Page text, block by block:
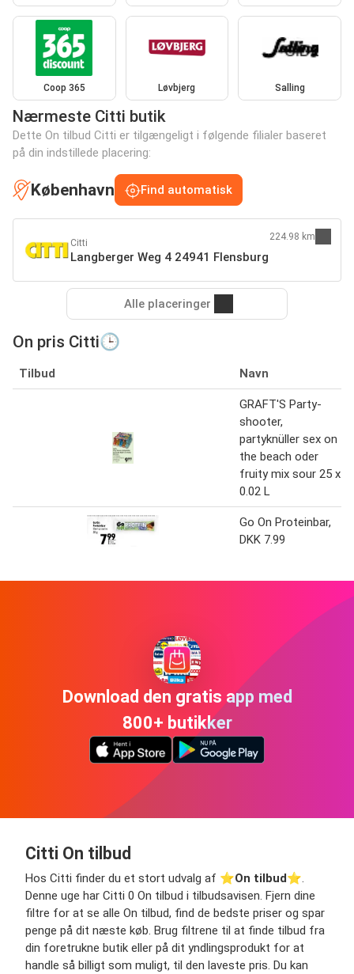
Coop 365 Løvbjerg Salling
Nærmeste Citti butik
Dette On tilbud Citti er tilgængeligt i følgende filialer baseret
på din indstillede placering:
København Find automatisk
Citti
Langberger Weg 4 24941 Flensburg
224.98 km
Alle placeringer
On pris Citti🕒
Tilbud Navn
GRAFT'S Party-
shooter,
partyknüller sex on
the beach oder
fruity mix sour 25 x
0.02 L
Go On Proteinbar,
DKK 7.99
Download den gratis app med
800+ butikker
Citti On tilbud
Hos Citti finder du et stort udvalg af ⭐️On tilbud⭐️.
Denne uge har Citti 0 On tilbud i tilbudsavisen. Fjern dine
filtre for at se alle On tilbud, find de bedste priser og spar
penge på dit næste køb. Brug filtrene til at finde tilbud fra
din foretrukne butik eller på dit yndlingsprodukt for at
handle så billigt som muligt, til den laveste pris. Du kan